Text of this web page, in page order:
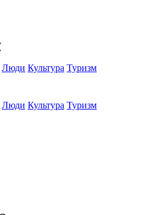
Люди Культура Туризм
Люди Культура Туризм